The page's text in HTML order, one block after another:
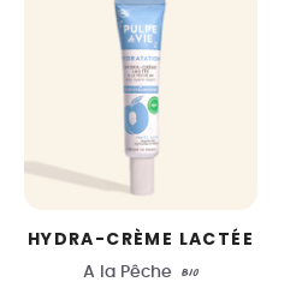
HYDRA-CRÈME LACTÉE
A la Pêche BIO